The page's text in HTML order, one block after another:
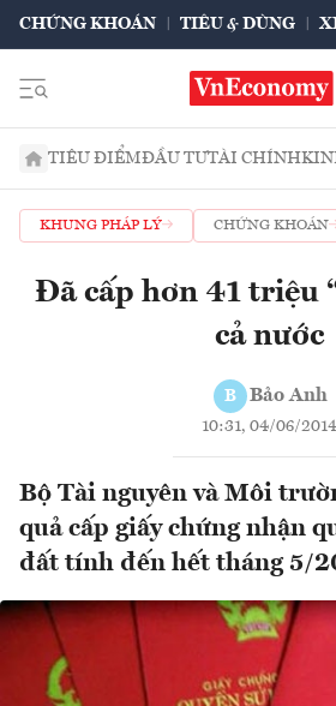
CHỨNG KHOÁN TIÊU & DÙNG
TIÊU ĐIỂMĐẦU TƯTÀI CHÍNH
KHUNG PHÁP LÝ CHỨNG KHOÁN
Đã cấp hơn 41 triệu
cả nước
B Bảo Anh
10:31, 04/06/2014
Bộ Tài nguyên và Môi
quả cấp giấy chứng nhận
đất tính đến hết tháng 5/